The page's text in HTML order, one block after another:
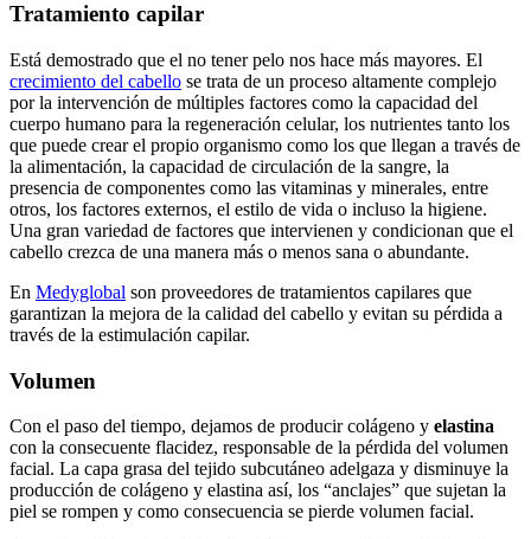
Tratamiento capilar
Está demostrado que el no tener pelo nos hace más mayores. El
crecimiento del cabello se trata de un proceso altamente complejo
por la intervención de múltiples factores como la capacidad del
cuerpo humano para la regeneración celular, los nutrientes tanto los
que puede crear el propio organismo como los que llegan a través de
la alimentación, la capacidad de circulación de la sangre, la
presencia de componentes como las vitaminas y minerales, entre
otros, los factores externos, el estilo de vida o incluso la higiene.
Una gran variedad de factores que intervienen y condicionan que el
cabello crezca de una manera más o menos sana o abundante.
En Medyglobal son proveedores de tratamientos capilares que
garantizan la mejora de la calidad del cabello y evitan su pérdida a
través de la estimulación capilar.
Volumen
Con el paso del tiempo, dejamos de producir colágeno y elastina
con la consecuente flacidez, responsable de la pérdida del volumen
facial. La capa grasa del tejido subcutáneo adelgaza y disminuye la
producción de colágeno y elastina así, los “anclajes” que sujetan la
piel se rompen y como consecuencia se pierde volumen facial.